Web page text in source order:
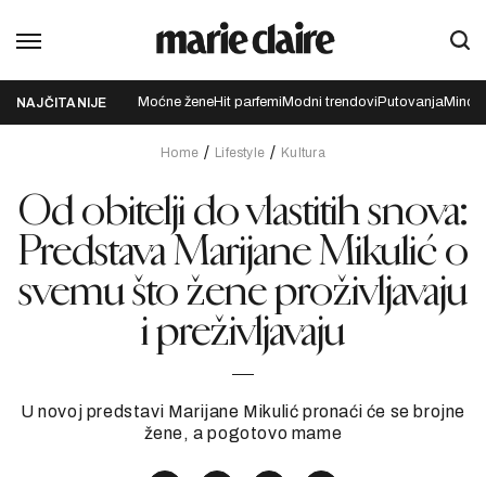
NAJČITANIJE Moćne ženeHit parfemi Modni trendovi Putovanja
Home Lifestyle Kultura
Od obitelji do vlastitih snova:
Predstava Marijane Mikulić o
svemu što žene proživljavaju
i preživljavaju
U novoj predstavi Marijane Mikulić pronaći će se brojne
žene, a pogotovo mame